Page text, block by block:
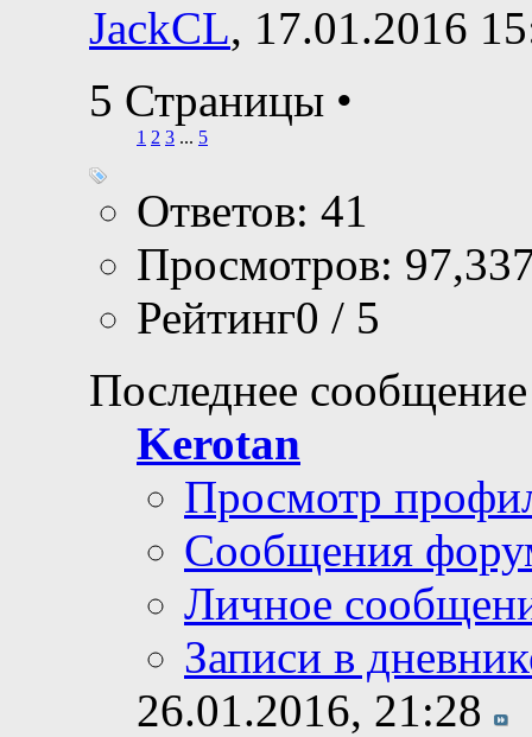
JackCL, 17.01.2016
5 Страницы •
1 2 3 ... 5
Ответов: 41
Просмотров:
Рейтинг0 / 5
Последнее
Kerotan
Просмотр
Сообщения
Личное
Записи в
26.01.2016, 21:28